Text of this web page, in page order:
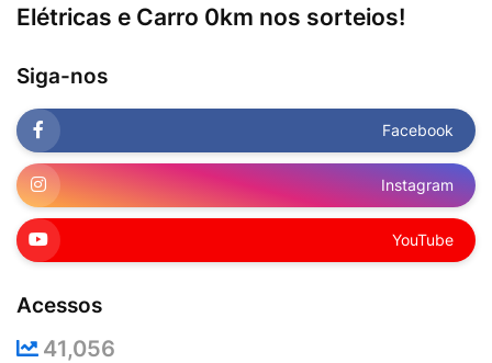
Elétricas e Carro 0km nos sorteios!
Siga-nos
Facebook
Instagram
YouTube
Acessos
41,056